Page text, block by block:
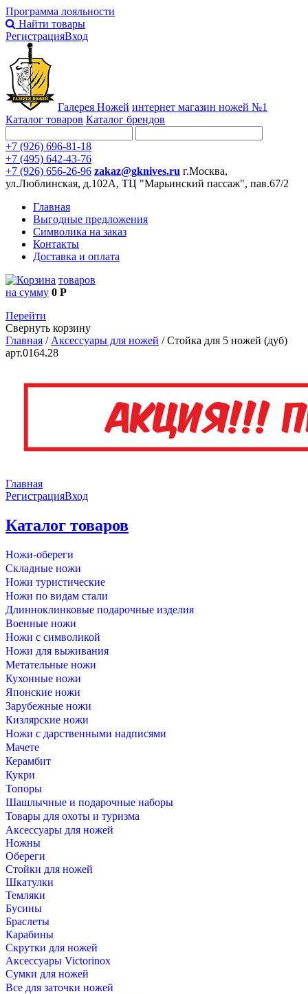
Программа лояльности
Найти товары
РегистрацияВход
Галерея Ножей интернет магазин ножей №1
Каталог товаров Каталог брендов
+7 (926) 696-81-18
+7 (495) 642-43-76
+7 (926) 656-26-96 zakaz@gknives.ru г.Москва,
ул.Люблинская, д.102А, ТЦ "Марьинский пассаж", пав.67/2
Главная
Выгодные предложения
Символика на заказ
Контакты
Доставка и оплата
товаров
на сумму 0 Р
Перейти
Свернуть корзину
Главная / Аксессуары для ножей /Стойка для 5 ножей (дуб)
арт.0164.28
Главная
РегистрацияВход
Каталог товаров
Ножи-обереги
Складные ножи
Ножи туристические
Ножи по видам стали
Длинноклинковые подарочные изделия
Военные ножи
Ножи с символикой
Ножи для выживания
Метательные ножи
Кухонные ножи
Японские ножи
Зарубежные ножи
Кизлярские ножи
Ножи с дарственными надписями
Мачете
Керамбит
Кукри
Топоры
Шашлычные и подарочные наборы
Товары для охоты и туризма
Аксессуары для ножей
Ножны
Обереги
Стойки для ножей
Шкатулки
Темляки
Бусины
Браслеты
Карабины
Скрутки для ножей
Аксессуары Victorinox
Сумки для ножей
Все для заточки ножей